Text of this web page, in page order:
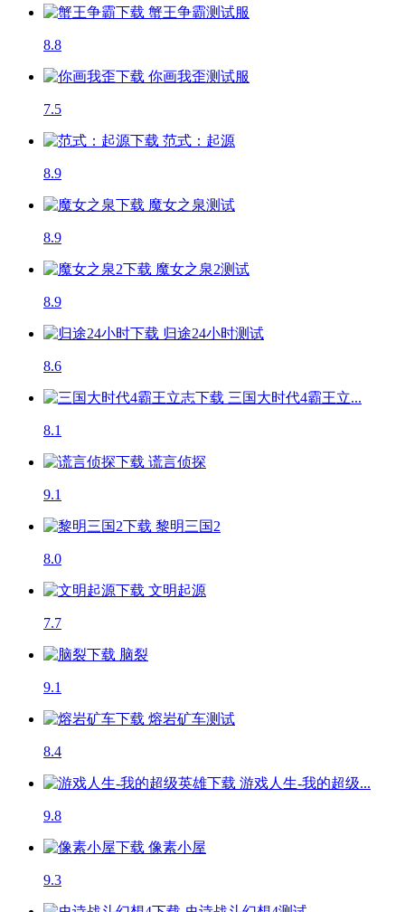
蟹王争霸测试服
8.8
你画我歪测试服
7.5
范式：起源
8.9
魔女之泉测试
8.9
魔女之泉2测试
8.9
归途24小时测试
8.6
三国大时代4霸王立...
8.1
谎言侦探
9.1
黎明三国2
8.0
文明起源
7.7
脑裂
9.1
熔岩矿车测试
8.4
游戏人生-我的超级...
9.8
像素小屋
9.3